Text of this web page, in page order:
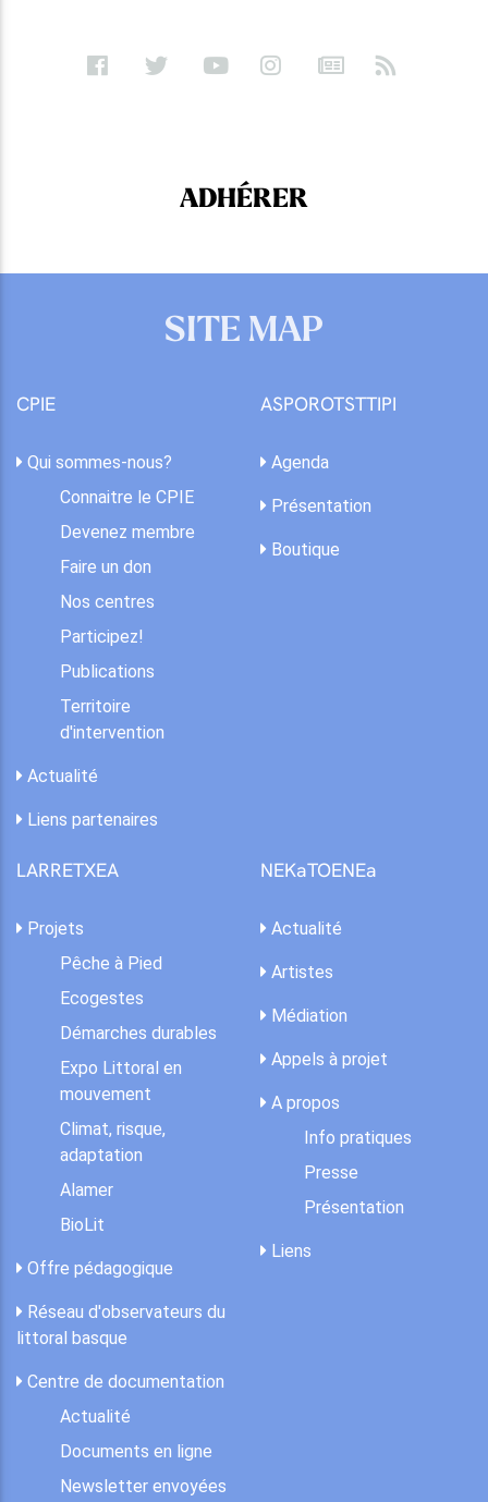
ADHÉRER
SITE MAP
CPIE
Qui sommes-nous?
Connaitre le CPIE
Devenez membre
Faire un don
Nos centres
Participez!
Publications
Territoire
d'intervention
Actualité
Liens partenaires
ASPOROTSTTIPI
Agenda
Présentation
Boutique
LARRETXEA
Projets
Pêche à Pied
Ecogestes
Démarches durables
Expo Littoral en
mouvement
Climat, risque,
adaptation
Alamer
BioLit
Offre pédagogique
Réseau d'observateurs du
littoral basque
Centre de documentation
Actualité
Documents en ligne
Newsletter envoyées
NEKaTOENEa
Actualité
Artistes
Médiation
Appels à projet
A propos
Info pratiques
Presse
Présentation
Liens